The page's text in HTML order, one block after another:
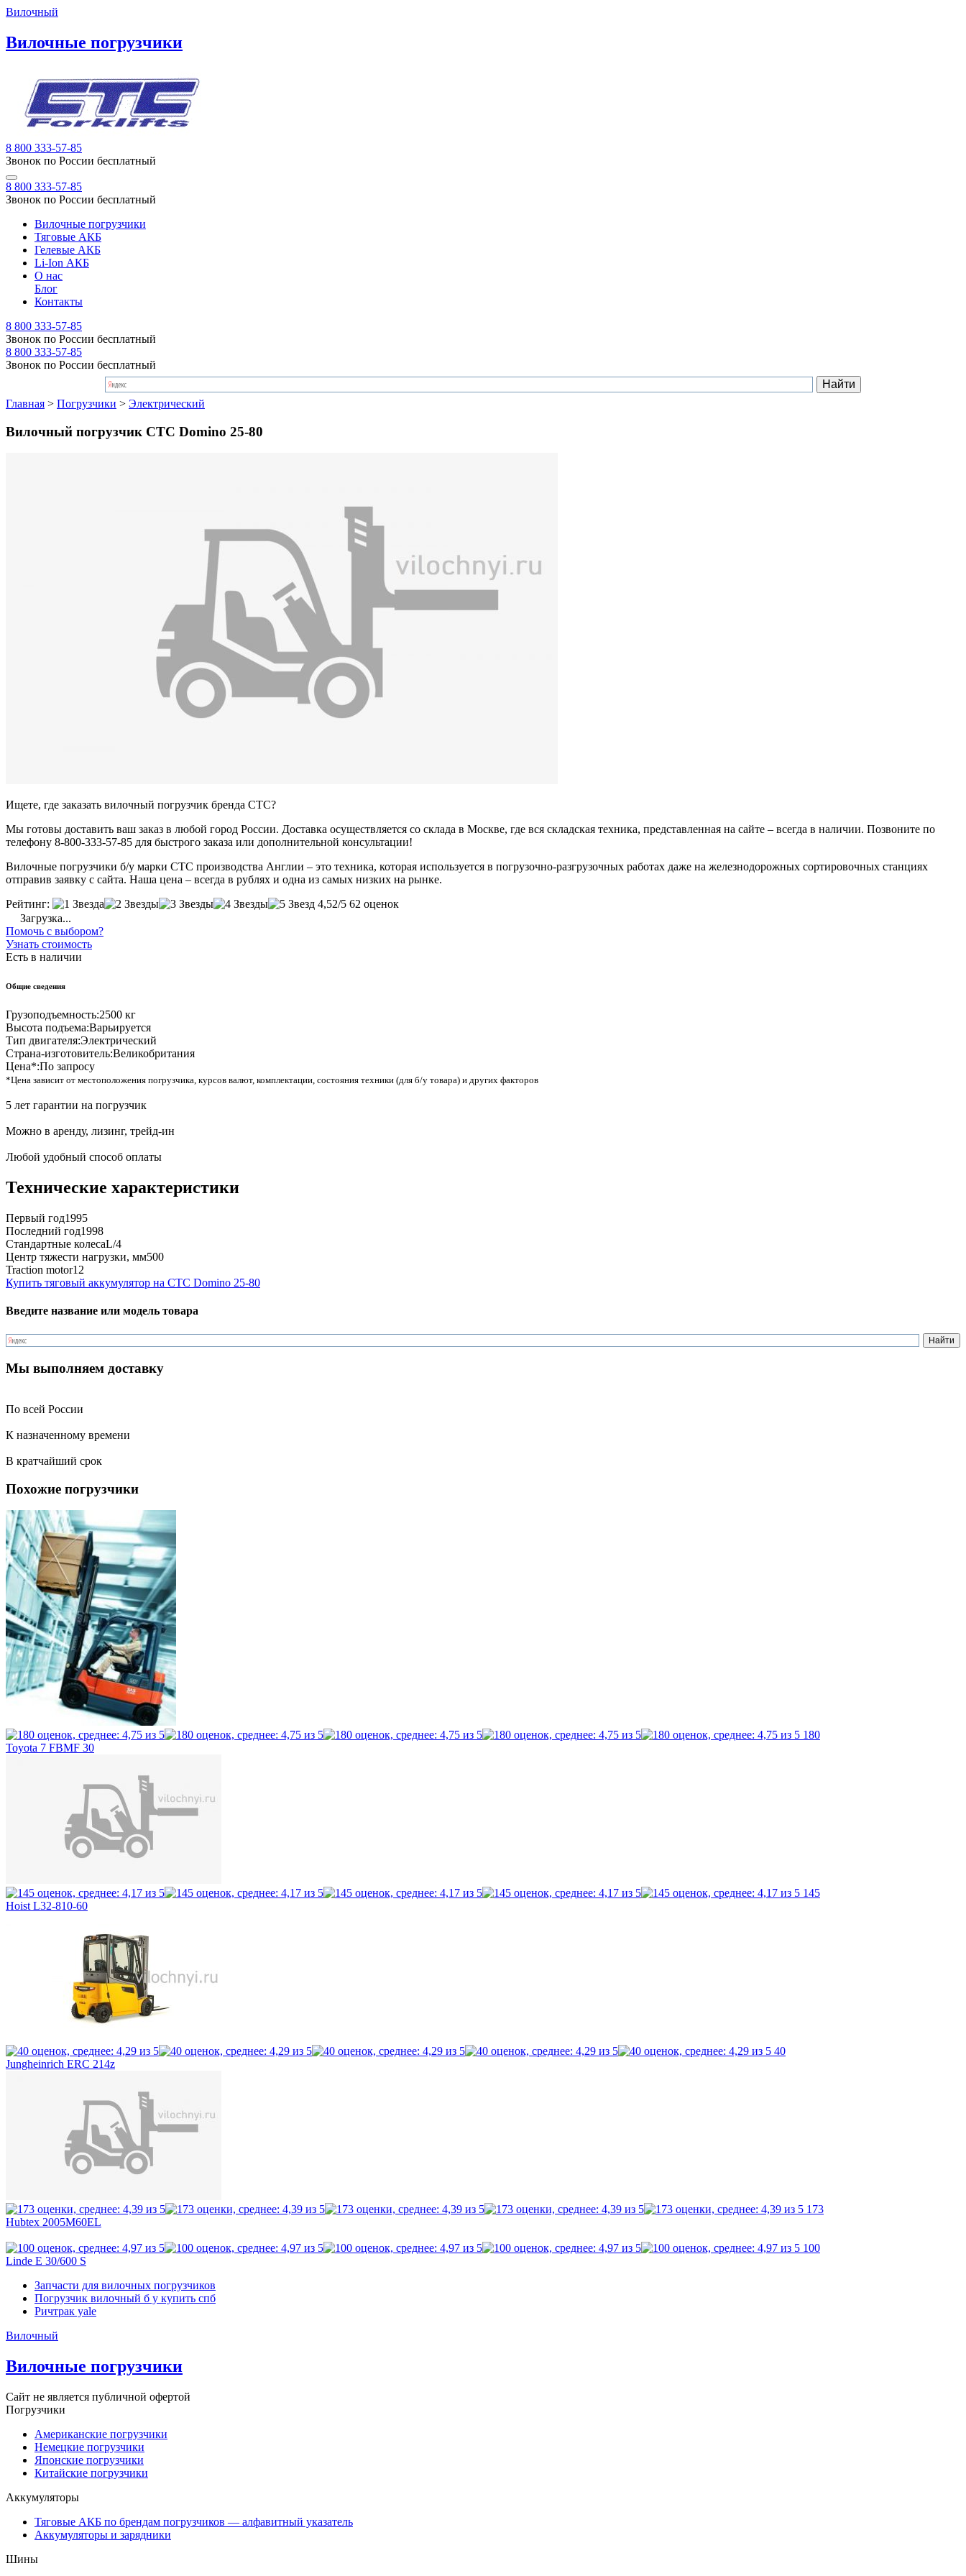
Вилочный
Вилочные погрузчики
8 800 333-57-85
Звонок по России бесплатный
8 800 333-57-85
Звонок по России бесплатный
Вилочные погрузчики
Тяговые АКБ
Гелевые АКБ
Li-Ion АКБ
О нас
Блог
Контакты
8 800 333-57-85
Звонок по России бесплатный
8 800 333-57-85
Звонок по России бесплатный
Главная > Погрузчики > Электрический
Вилочный погрузчик CTC Domino 25-80
Ищете, где заказать вилочный погрузчик бренда CTC?
Мы готовы доставить ваш заказ в любой город России. Доставка осуществляется со склада в Москве, где вся складская техника, представленная на сайте – всегда в наличии. Позвоните по
телефону 8-800-333-57-85 для быстрого заказа или дополнительной консультации!
Вилочные погрузчики б/у марки CTC производства Англии – это техника, которая используется в погрузочно-разгрузочных работах даже на железнодорожных сортировочных станциях
отправив заявку с сайта. Наша цена – всегда в рублях и одна из самых низких на рынке.
Рейтинг:
4,52/5 62 оценок
Загрузка...
Помочь с выбором?
Узнать стоимость
Есть в наличии
Общие сведения
Грузоподъемность:2500 кг
Высота подъема:Варьируется
Тип двигателя:Электрический
Страна-изготовитель:Великобритания
Цена*:По запросу
*Цена зависит от местоположения погрузчика, курсов валют, комплектации, состояния техники (для б/у товара) и других факторов
5 лет гарантии на погрузчик
Можно в аренду, лизинг, трейд-ин
Любой удобный способ оплаты
Технические характеристики
Первый год1995
Последний год1998
Стандартные колесаL/4
Центр тяжести нагрузки, мм500
Traction motor12
Купить тяговый аккумулятор на CTC Domino 25-80
Введите название или модель товара
Мы выполняем доставку
По всей России
К назначенному времени
В кратчайший срок
Похожие погрузчики
180
Toyota 7 FBMF 30
145
Hoist L32-810-60
40
Jungheinrich ERC 214z
173
Hubtex 2005M60EL
100
Linde E 30/600 S
Запчасти для вилочных погрузчиков
Погрузчик вилочный б у купить спб
Ричтрак yale
Вилочный
Вилочные погрузчики
Сайт не является публичной офертой
Погрузчики
Американские погрузчики
Немецкие погрузчики
Японские погрузчики
Китайские погрузчики
Аккумуляторы
Тяговые АКБ по брендам погрузчиков — алфавитный указатель
Аккумуляторы и зарядники
Шины